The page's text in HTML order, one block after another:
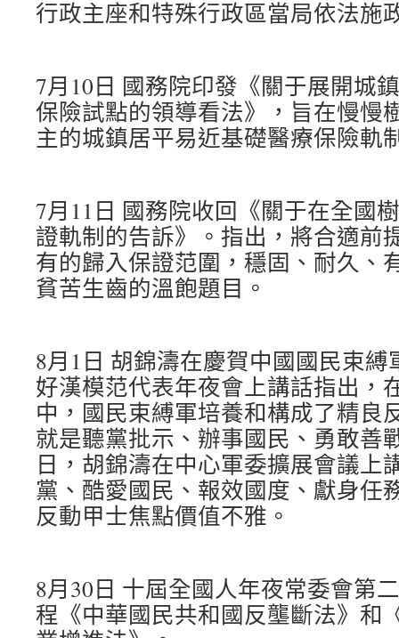
行政主座和特殊行政區當局依法施
7月10日 國務院印發《關于展開城
保險試點的領導看法》，旨在慢慢
主的城鎮居平易近基礎醫療保險軌
7月11日 國務院收回《關于在全國
證軌制的告訴》。指出，將合適前
有的歸入保證范圍，穩固、耐久、
貧苦生齒的溫飽題目。
8月1日 胡錦濤在慶賀中國國民束縛
好漢模范代表年夜會上講話指出，
中，國民束縛軍培養和構成了精良
就是聽黨批示、辦事國民、勇敢善
日，胡錦濤在中心軍委擴展會議上
黨、酷愛國民、報效國度、獻身任
反動甲士焦點價值不雅。
8月30日 十屆全國人年夜常委會第
程《中華國民共和國反壟斷法》和